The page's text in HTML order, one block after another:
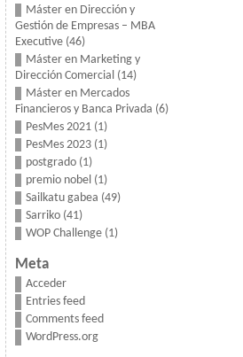
Máster en Dirección y
Gestión de Empresas – MBA
Executive (46)
Máster en Marketing y
Dirección Comercial (14)
Máster en Mercados
Financieros y Banca Privada (6)
PesMes 2021 (1)
PesMes 2023 (1)
postgrado (1)
premio nobel (1)
Sailkatu gabea (49)
Sarriko (41)
WOP Challenge (1)
Meta
Acceder
Entries feed
Comments feed
WordPress.org